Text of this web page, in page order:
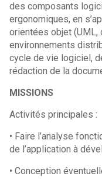
des composants
ergonomiques, en
orientées objet
environnements
cycle de vie logiciel,
rédaction de la
MISSIONS
Activités principales :
• Faire l’analyse
de l’application à
• Conception